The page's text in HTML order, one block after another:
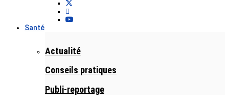
Santé
Actualité
Conseils pratiques
Publi-reportage